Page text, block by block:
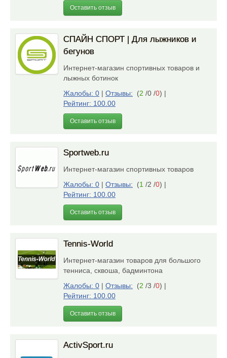
Оставить отзыв
СПАЙН СПОРТ | Для лыжников и
бегунов
Интернет-магазин спортивных товаров и
лыжных ботинок
Жалобы: 0 | Отзывы: (2 /0 /0) |
Рейтинг: 100.00
Оставить отзыв
Sportweb.ru
Интернет-магазин спортивных товаров
Жалобы: 0 | Отзывы: (1 /2 /0) |
Рейтинг: 100.00
Оставить отзыв
Tennis-World
Интернет-магазин товаров для большого
тенниса, сквоша, бадминтона
Жалобы: 0 | Отзывы: (2 /3 /0) |
Рейтинг: 100.00
Оставить отзыв
ActivSport.ru